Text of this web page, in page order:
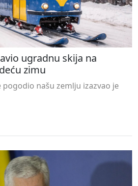
ugradnu skija na
zimu
našu zemlju izazvao je